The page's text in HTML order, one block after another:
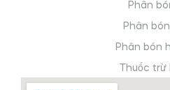
Phân
Phân
Phân bón
Thuốc trừ